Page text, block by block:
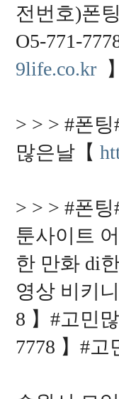
전번호)폰
O5-771-
9life.co.kr 】
> > > #폰
많은날【
> > > #폰
툰사이트
한 만화 di
영상 비키
8 】#고민
7778 】#고